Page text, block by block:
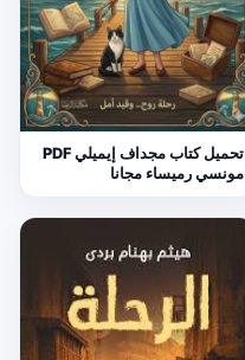
تحميل كتاب مجداف إيميلي PDF
مونسي رميساء مجانا